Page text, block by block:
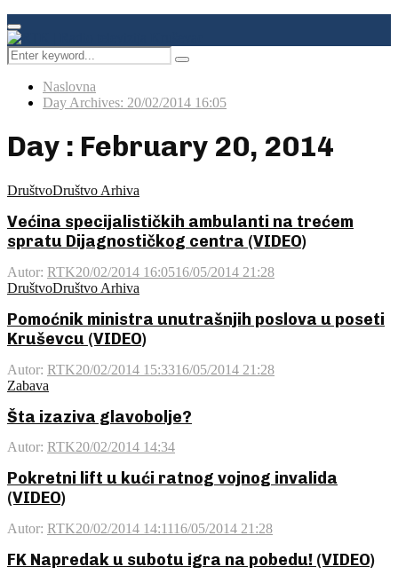
Facebook
Instagram
Youtube
Primary
Menu
Search
for:
Pretraga
Naslovna
Day Archives: 20/02/2014 16:05
Day : February 20, 2014
DruštvoDruštvo Arhiva
Većina specijalističkih ambulanti na trećem
spratu Dijagnostičkog centra (VIDEO)
Autor: RTK20/02/2014 16:0516/05/2014 21:28
DruštvoDruštvo Arhiva
Pomoćnik ministra unutrašnjih poslova u poseti
Kruševcu (VIDEO)
Autor: RTK20/02/2014 15:3316/05/2014 21:28
Zabava
Šta izaziva glavobolje?
Autor: RTK20/02/2014 14:34
Pokretni lift u kući ratnog vojnog invalida
(VIDEO)
Autor: RTK20/02/2014 14:1116/05/2014 21:28
FK Napredak u subotu igra na pobedu! (VIDEO)